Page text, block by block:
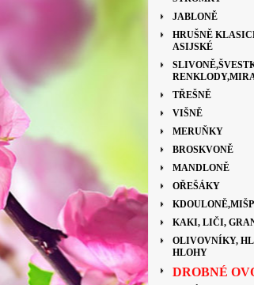
JABLONĚ
HRUŠNĚ
ASIJSKÉ
TŘEŠNĚ
VIŠNĚ
MERUŇKY
BROSKVONĚ
MANDLONĚ
OŘEŠÁKY
KAKI, LIČI,
OLIVOVNÍKY,
HLOHY
DROBNÉ